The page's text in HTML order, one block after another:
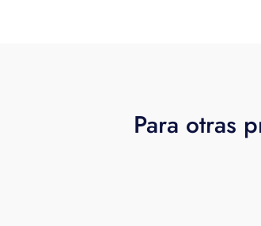
Para otras